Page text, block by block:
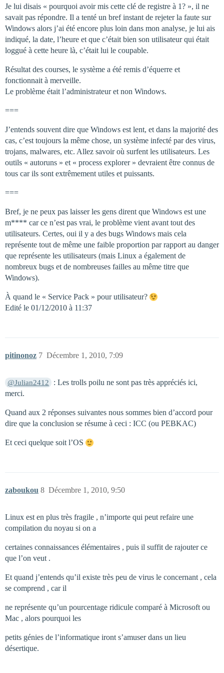
Je lui disais « pourquoi avoir mis cette clé de registre à 1? », il ne
savait pas répondre. Il a tenté un bref instant de rejeter la faute sur
Windows alors j’ai été encore plus loin dans mon analyse, je lui ais
indiqué, la date, l’heure et que c’était bien son utilisateur qui était
loggué à cette heure là, c’était lui le coupable.
Résultat des courses, le système a été remis d’équerre et
fonctionnait à merveille.
Le problème était l’administrateur et non Windows.
===
J’entends souvent dire que Windows est lent, et dans la majorité des
cas, c’est toujours la même chose, un système infecté par des virus,
trojans, malwares, etc. Allez savoir où surfent les utilisateurs. Les
outils « autoruns » et « process explorer » devraient être connus de
tous car ils sont extrêmement utiles et puissants.
===
Bref, je ne peux pas laisser les gens dirent que Windows est une
m**** car ce n’est pas vrai, le problème vient avant tout des
utilisateurs. Certes, oui il y a des bugs Windows mais cela
représente tout de même une faible proportion par rapport au danger
que représente les utilisateurs (mais Linux a également de
nombreux bugs et de nombreuses failles au même titre que
Windows).
À quand le « Service Pack » pour utilisateur?
Edité le 01/12/2010 à 11:37
pitinonoz Décembre 1, 2010, 7:09
7
@Julian2412
: Les trolls poilu ne sont pas très appréciés ici,
merci.
Quand aux 2 réponses suivantes nous sommes bien d’accord pour
dire que la conclusion se résume à ceci : ICC (ou PEBKAC)
Et ceci quelque soit l’OS
zaboukou Décembre 1, 2010, 9:50
8
Linux est en plus très fragile , n’importe qui peut refaire une
compilation du noyau si on a
certaines connaissances élémentaires , puis il suffit de rajouter ce
que l’on veut .
Et quand j’entends qu’il existe très peu de virus le concernant , cela
se comprend , car il
ne représente qu’un pourcentage ridicule comparé à Microsoft ou
Mac , alors pourquoi les
petits génies de l’informatique iront s’amuser dans un lieu
désertique.